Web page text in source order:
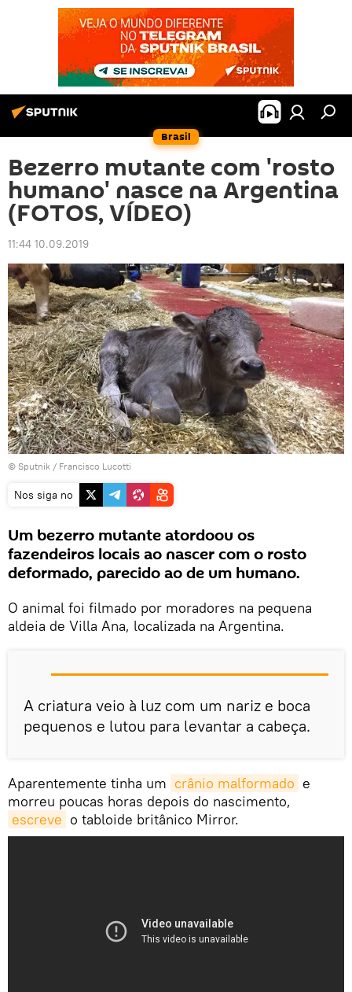
Brasil
Bezerro mutante com 'rosto
humano' nasce na Argentina
(FOTOS, VÍDEO)
11:44 10.09.2019
© Sputnik / Francisco Lucotti
Nos siga no
Um bezerro mutante atordoou os
fazendeiros locais ao nascer com o rosto
deformado, parecido ao de um humano.
O animal foi filmado por moradores na pequena
aldeia de Villa Ana, localizada na Argentina.
A criatura veio à luz com um nariz e boca
pequenos e lutou para levantar a cabeça.
Aparentemente tinha um crânio malformado e
morreu poucas horas depois do nascimento,
escreve o tabloide britânico Mirror.